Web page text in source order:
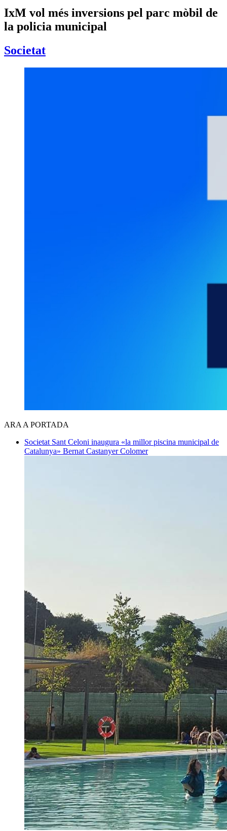
IxM vol més inversions pel parc mòbil de
la policia municipal
Societat
ARA A PORTADA
Societat Sant Celoni inaugura «la millor piscina municipal de
Catalunya» Bernat Castanyer Colomer